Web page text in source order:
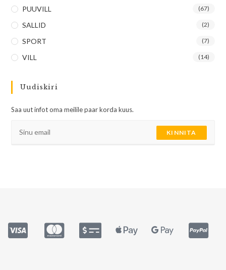
PUUVILL (67)
SALLID (2)
SPORT (7)
VILL (14)
Uudiskiri
Saa uut infot oma meilile paar korda kuus.
KINNITA